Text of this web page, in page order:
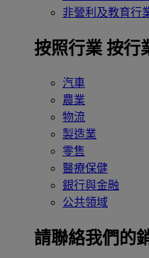
非營利及教育行
按照行業 按行
汽車
農業
物流
製造業
零售
醫療保健
銀行與金融
公共領域
請聯絡我們的